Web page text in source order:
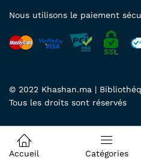
© 2022 Khashan.ma |
Tous les droits sont réservés
Nous utilisons le paiement
Accueil Catégories